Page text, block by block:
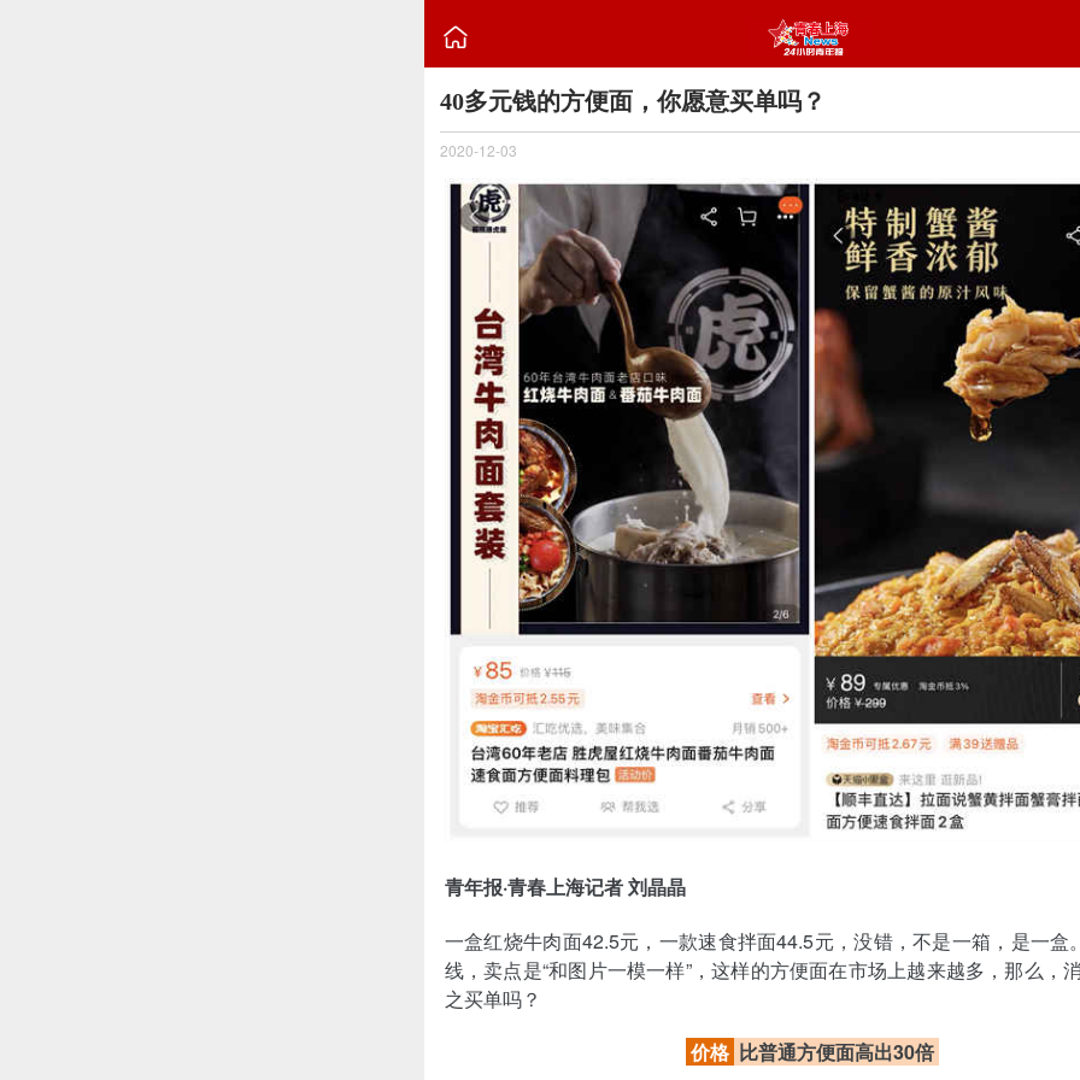

40多元钱的方便面，你愿意买单吗？
2020-12-03
青年报·青春上海记者 刘晶晶
一盒红烧牛肉面42.5元，一款速食拌面44.5元，没错，不是一箱，是一盒
线，卖点是“和图片一模一样”，这样的方便面在市场上越来越多，那么，
之买单吗？
价格 比普通方便面高出30倍